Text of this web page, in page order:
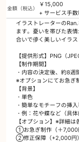
金額（税込）
￥15,000
+ サービス手数
イラストレーターの
ます。憂いを帯びた表
合いで儚く美しいイラス
【提供形式】PNG（
【制作期間】
・内容の決定後、約8週
※オプションにてお急ぎ
【背景】
・単色
・簡単なモチーフの挿
・例：花や蝶など（具
【オプション】※詳細
①お急ぎ制作（＋7,000
②修正保障（+2,000円）